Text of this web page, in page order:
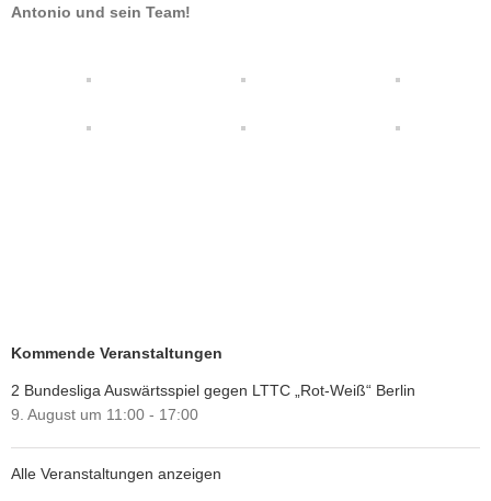
Antonio und sein Team!
Kommende Veranstaltungen
2 Bundesliga Auswärtsspiel gegen LTTC „Rot-Weiß“ Berlin
9. August um 11:00 - 17:00
Alle Veranstaltungen anzeigen